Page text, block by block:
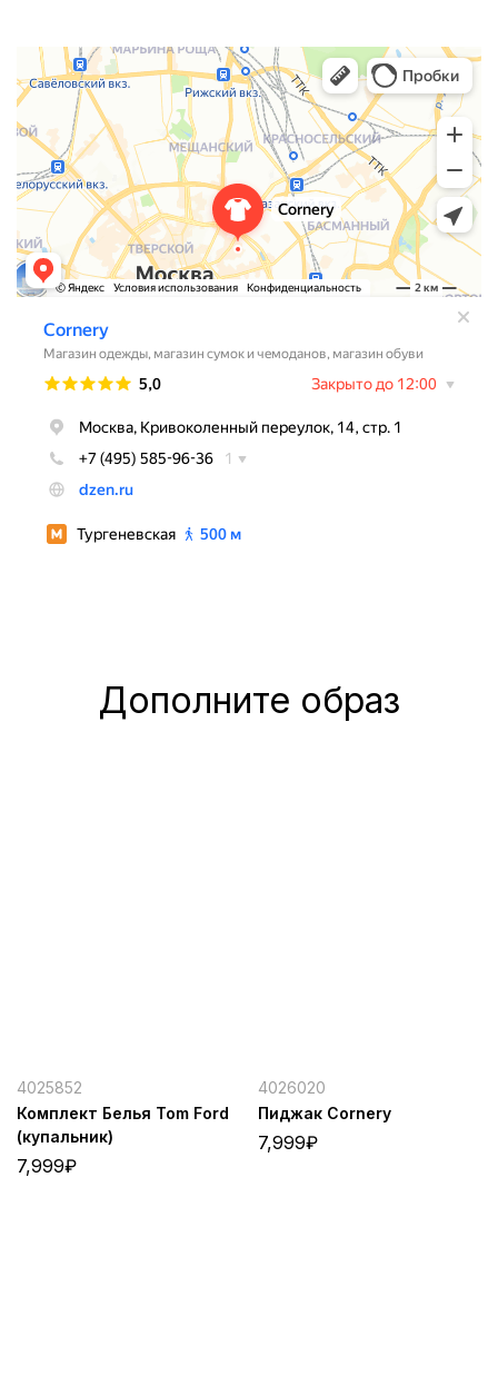
Дополните образ
4025852
Комплект Белья Tom Ford
(купальник)
7,999₽
4026020
Пиджак Cornery
7,999₽